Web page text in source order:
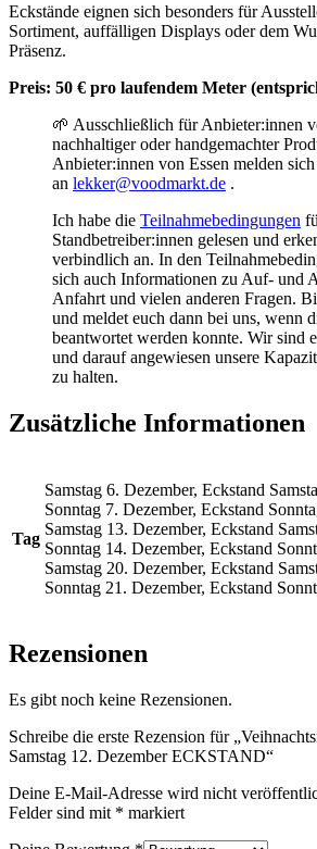
Eckstände eignen sich besonders für
Sortiment, auffälligen Displays oder dem
Präsenz.
Preis: 50 € pro laufendem Meter
🌱 Ausschließlich für Anbieter:innen
nachhaltiger oder handgemachter
Anbieter:innen von Essen melden
an lekker@voodmarkt.de .
Ich habe die Teilnahmebedingungen
Standbetreiber:innen gelesen und
verbindlich an. In den
sich auch Informationen zu Auf- und
Anfahrt und vielen anderen Fragen.
und meldet euch dann bei uns, wenn
beantwortet werden konnte. Wir sind
und darauf angewiesen unsere
zu halten.
Zusätzliche Informationen
Tag
Samstag 6. Dezember, Eckstand
Sonntag 7. Dezember, Eckstand
Samstag 13. Dezember, Eckstand
Sonntag 14. Dezember, Eckstand
Samstag 20. Dezember, Eckstand
Sonntag 21. Dezember, Eckstand
Rezensionen
Es gibt noch keine Rezensionen.
Schreibe die erste Rezension für
Samstag 12. Dezember ECKSTAND“
Deine E-Mail-Adresse wird nicht
Felder sind mit * markiert